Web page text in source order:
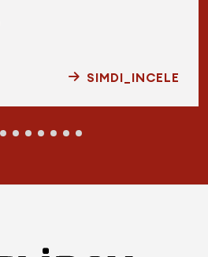
SIMDI_INCELE